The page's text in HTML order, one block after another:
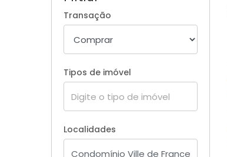
Transação
Tipos de imóvel
Localidades